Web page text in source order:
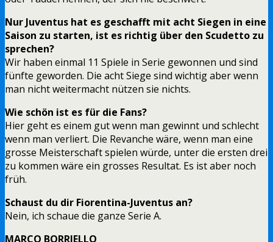
Nur Juventus hat es geschafft mit acht Siegen in eine
Saison zu starten, ist es richtig über den Scudetto zu
sprechen?
Wir haben einmal 11 Spiele in Serie gewonnen und sind
fünfte geworden. Die acht Siege sind wichtig aber wenn
man nicht weitermacht nützen sie nichts.
Wie schön ist es für die Fans?
Hier geht es einem gut wenn man gewinnt und schlecht
wenn man verliert. Die Revanche wäre, wenn man eine
grosse Meisterschaft spielen würde, unter die ersten drei
zu kommen wäre ein grosses Resultat. Es ist aber noch
früh.
Schaust du dir Fiorentina-Juventus an?
Nein, ich schaue die ganze Serie A.
MARCO BORRIELLO